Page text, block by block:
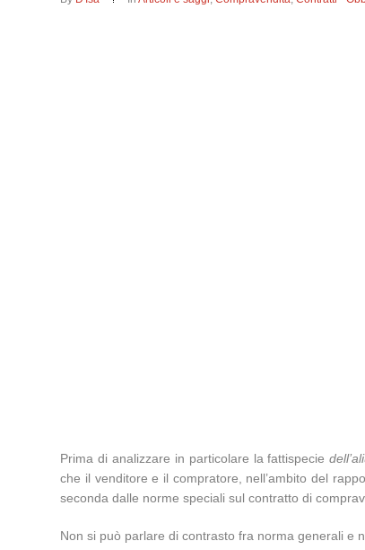
Prima di analizzare in particolare la fattispecie
che il venditore e il compratore, nell’ambito del
seconda dalle norme speciali sul contratto di
Non si può parlare di contrasto fra norma generali e